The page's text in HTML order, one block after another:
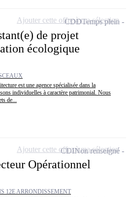
de projet
écologique
est une agence spécialisée dans la
individuelles à caractère patrimonial. Nous
de...
CDDTemps plein
Ajouter cette offre à ma sélection
Opérationnel
12E ARRONDISSEMENT
CDINon renseigné
Ajouter cette offre à ma sélection